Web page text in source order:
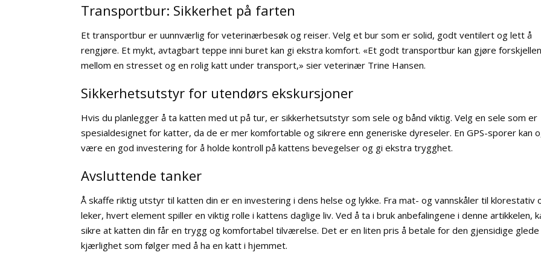
Transportbur: Sikkerhet på farten
Et transportbur er uunnværlig for veterinærbesøk og reiser. Velg et bur som er solid, godt ventilert og lett å
rengjøre. Et mykt, avtagbart teppe inni buret kan gi ekstra komfort. «Et godt transportbur kan gjøre forskjellen
mellom en stresset og en rolig katt under transport,» sier veterinær Trine Hansen.
Sikkerhetsutstyr for utendørs ekskursjoner
Hvis du planlegger å ta katten med ut på tur, er sikkerhetsutstyr som sele og bånd viktig. Velg en sele som er
spesialdesignet for katter, da de er mer komfortable og sikrere enn generiske dyreseler. En GPS-sporer kan
være en god investering for å holde kontroll på kattens bevegelser og gi ekstra trygghet.
Avsluttende tanker
Å skaffe riktig utstyr til katten din er en investering i dens helse og lykke. Fra mat- og vannskåler til klorestativ
leker, hvert element spiller en viktig rolle i kattens daglige liv. Ved å ta i bruk anbefalingene i denne artikkelen,
sikre at katten din får en trygg og komfortabel tilværelse. Det er en liten pris å betale for den gjensidige
kjærlighet som følger med å ha en katt i hjemmet.